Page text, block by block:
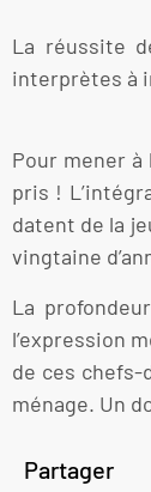
La réussite
interprètes à
Pour mener
pris !
datent de la
vingtaine
La
l’expression
de ces
ménage. Un
Partager